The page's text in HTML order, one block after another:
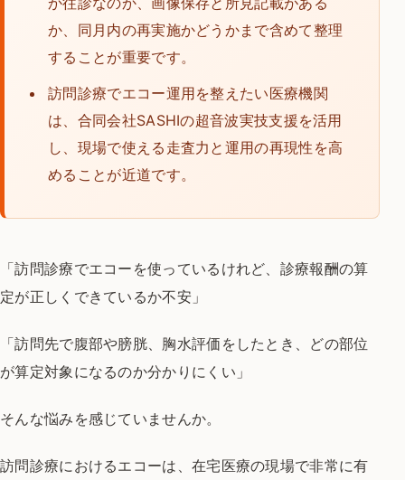
か、同月内の再実施かどうかまで含めて整理
することが重要です。
訪問診療でエコー運用を整えたい医療機関
は、合同会社SASHIの超音波実技支援を活用
し、現場で使える走査力と運用の再現性を高
めることが近道です。
「訪問診療でエコーを使っているけれど、診療報酬の算
定が正しくできているか不安」
「訪問先で腹部や膀胱、胸水評価をしたとき、どの部位
が算定対象になるのか分かりにくい」
そんな悩みを感じていませんか。
訪問診療におけるエコーは、在宅医療の現場で非常に有